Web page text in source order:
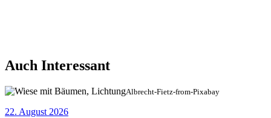
Auch Interessant
Albrecht-Fietz-from-Pixabay
22. August 2026